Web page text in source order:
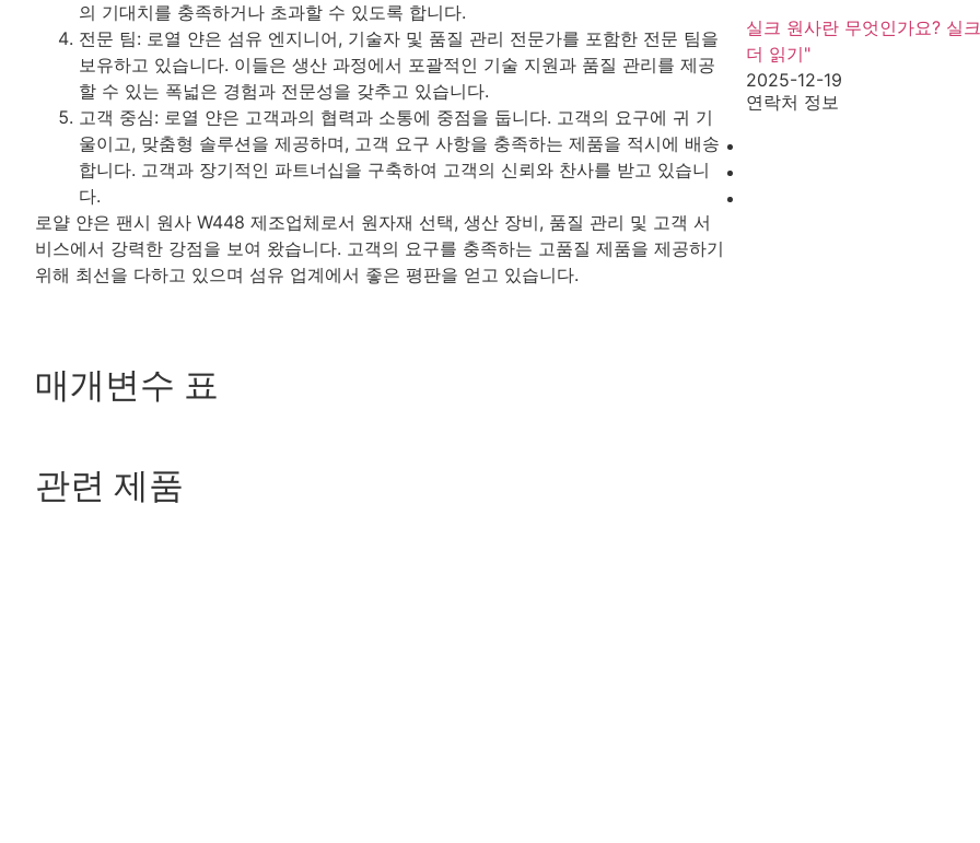
의 기대치를 충족하거나 초과할 수 있도록 합니다.
전문 팀: 로열 얀은 섬유 엔지니어, 기술자 및 품질 관리 전문가를 포함한 전문 팀을
보유하고 있습니다. 이들은 생산 과정에서 포괄적인 기술 지원과 품질 관리를 제공
할 수 있는 폭넓은 경험과 전문성을 갖추고 있습니다.
고객 중심: 로열 얀은 고객과의 협력과 소통에 중점을 둡니다. 고객의 요구에 귀 기
울이고, 맞춤형 솔루션을 제공하며, 고객 요구 사항을 충족하는 제품을 적시에 배송
합니다. 고객과 장기적인 파트너십을 구축하여 고객의 신뢰와 찬사를 받고 있습니
다.
로얄 얀은 팬시 원사 W448 제조업체로서 원자재 선택, 생산 장비, 품질 관리 및 고객 서
비스에서 강력한 강점을 보여 왔습니다. 고객의 요구를 충족하는 고품질 제품을 제공하기
위해 최선을 다하고 있으며 섬유 업계에서 좋은 평판을 얻고 있습니다.
매개변수 표
실크 원사란 무엇인가요? 실
더 읽기"
2025-12-19
연락처 정보
관련 제품